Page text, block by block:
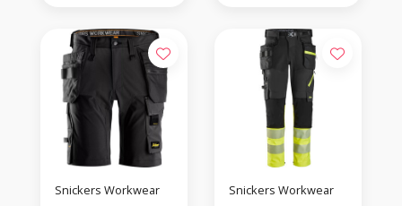
Snickers Workwear Snickers Workwear